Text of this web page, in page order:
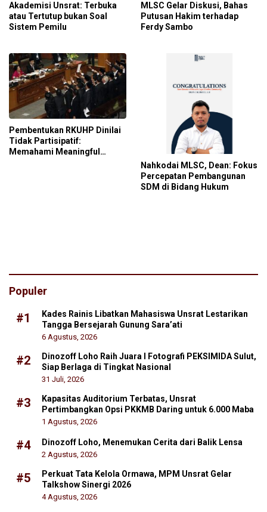
Akademisi Unsrat: Terbuka
atau Tertutup bukan Soal
Sistem Pemilu
MLSC Gelar Diskusi, Bahas
Putusan Hakim terhadap
Ferdy Sambo
Pembentukan RKUHP Dinilai
Tidak Partisipatif:
Memahami Meaningful
Nahkodai MLSC, Dean: Fokus
Percepatan Pembangunan
SDM di Bidang Hukum
Populer
#1
Kades Rainis Libatkan Mahasiswa Unsrat Lestarikan
Tangga Bersejarah Gunung Sara’ati
6 Agustus, 2026
#2
Dinozoff Loho Raih Juara I Fotografi PEKSIMIDA Sulut,
Siap Berlaga di Tingkat Nasional
31 Juli, 2026
#3
Kapasitas Auditorium Terbatas, Unsrat
Pertimbangkan Opsi PKKMB Daring untuk 6.000 Maba
1 Agustus, 2026
#4 Dinozoff Loho, Menemukan Cerita dari Balik Lensa
2 Agustus, 2026
#5
Perkuat Tata Kelola Ormawa, MPM Unsrat Gelar
Talkshow Sinergi 2026
4 Agustus, 2026